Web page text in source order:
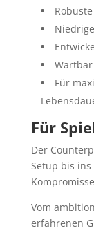
Für
Für
Der
Setup bis
Vom
erfahrenen